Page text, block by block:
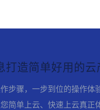
打造简单好用的云
步骤，一步到位的操作体
简单上云、快速上云真正